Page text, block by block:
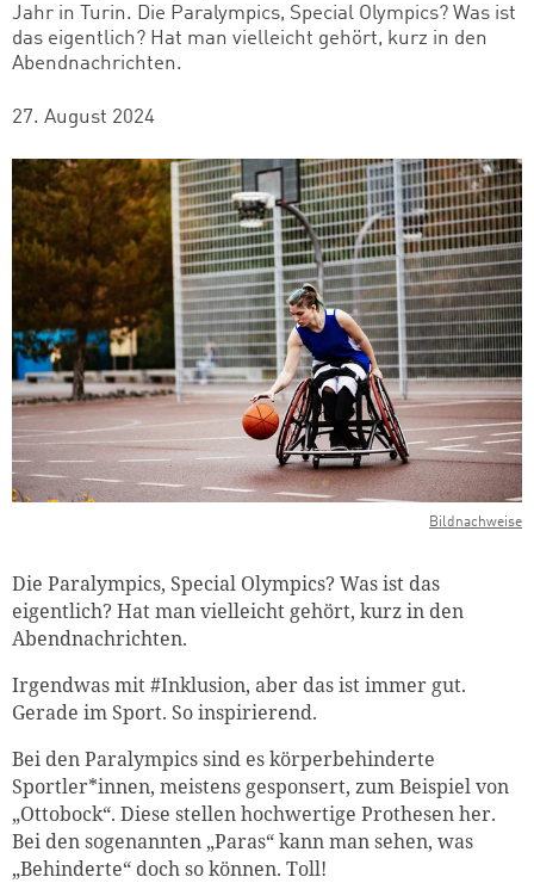
Jahr in Turin. Die Paralympics, Special Olympics? Was ist
das eigentlich? Hat man vielleicht gehört, kurz in den
Abendnachrichten.
27. August 2024
Bildnachweise
Die Paralympics, Special Olympics? Was ist das
eigentlich? Hat man vielleicht gehört, kurz in den
Abendnachrichten.
Irgendwas mit #Inklusion, aber das ist immer gut.
Gerade im Sport. So inspirierend.
Bei den Paralympics sind es körperbehinderte
Sportler*innen, meistens gesponsert, zum Beispiel von
„Ottobock“. Diese stellen hochwertige Prothesen her.
Bei den sogenannten „Paras“ kann man sehen, was
„Behinderte“ doch so können. Toll!